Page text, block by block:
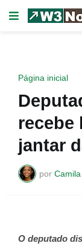
Página inicial
recebe
jantar
por
O deputado